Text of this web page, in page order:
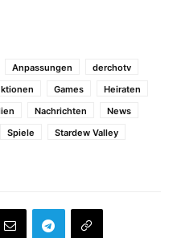
Anpassungen
derchotv
Games
Heiraten
Nachrichten
News
Spiele
Stardew Valley